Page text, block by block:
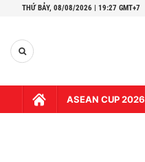
THỨ BẢY, 08/08/2026 | 19:27 GMT+7
ASEAN CUP 2026